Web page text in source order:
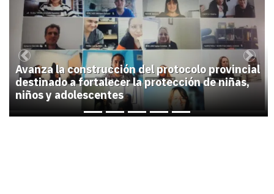
1
Avanza la construcción del protocolo provincial
destinado a fortalecer la protección de niñas,
niños y adolescentes
Previous Next